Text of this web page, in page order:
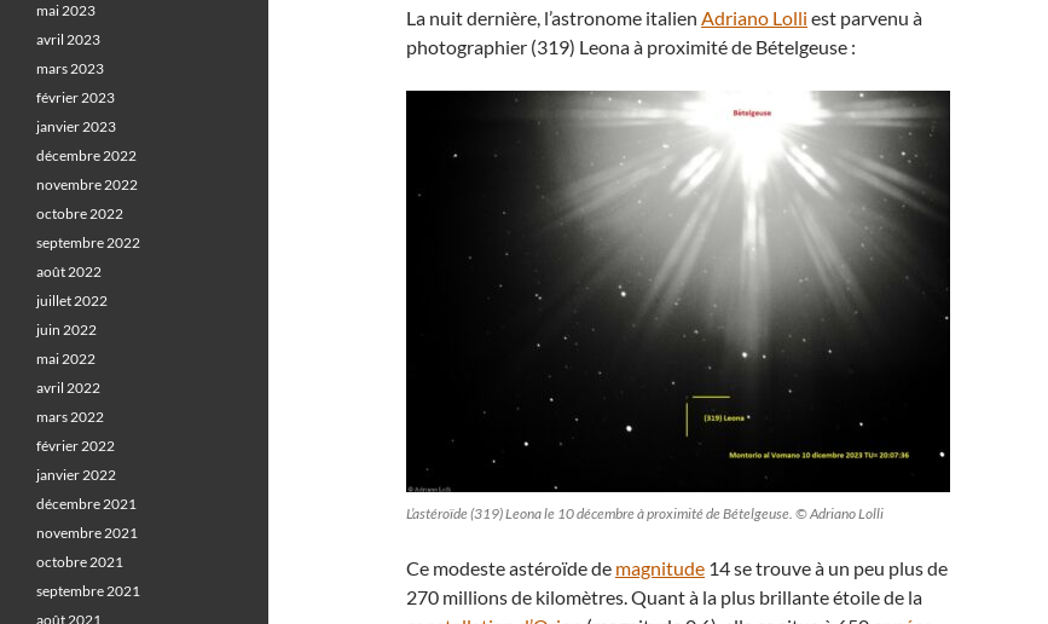
La nuit dernière, l’astronome italien Adriano Lolli est parvenu à
photographier (319) Leona à proximité de Bételgeuse :
L’astéroïde (319) Leona le 10 décembre à proximité de Bételgeuse. © Adriano Lolli
Ce modeste astéroïde de magnitude 14 se trouve à un peu plus de
270 millions de kilomètres. Quant à la plus brillante étoile de la
mai 2023
avril 2023
mars 2023
février 2023
janvier 2023
décembre 2022
novembre 2022
octobre 2022
septembre 2022
août 2022
juillet 2022
juin 2022
mai 2022
avril 2022
mars 2022
février 2022
janvier 2022
décembre 2021
novembre 2021
octobre 2021
septembre 2021
août 2021